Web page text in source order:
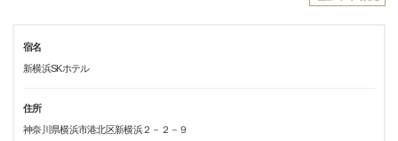
宿名
新横浜SKホテル
住所
神奈川県横浜市港北区新横浜２－２－９